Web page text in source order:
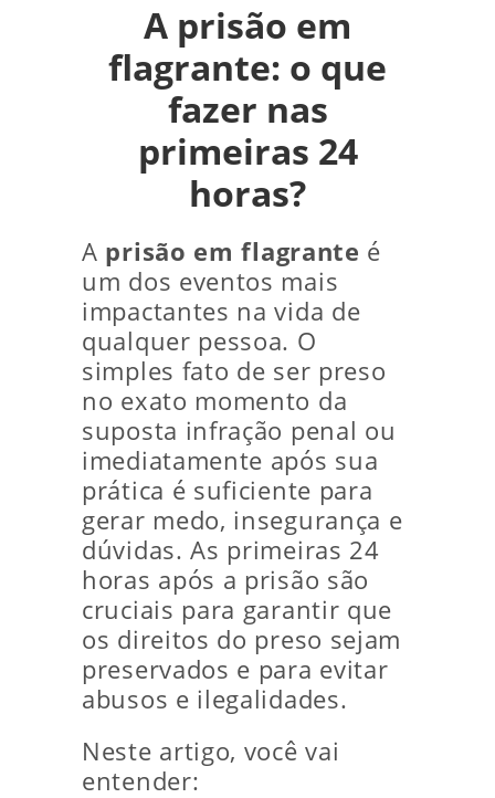
A prisão em
flagrante: o que
fazer nas
primeiras 24
horas?
A prisão em flagrante é
um dos eventos mais
impactantes na vida de
qualquer pessoa. O
simples fato de ser preso
no exato momento da
suposta infração penal ou
imediatamente após sua
prática é suficiente para
gerar medo, insegurança e
dúvidas. As primeiras 24
horas após a prisão são
cruciais para garantir que
os direitos do preso sejam
preservados e para evitar
abusos e ilegalidades.
Neste artigo, você vai
entender: